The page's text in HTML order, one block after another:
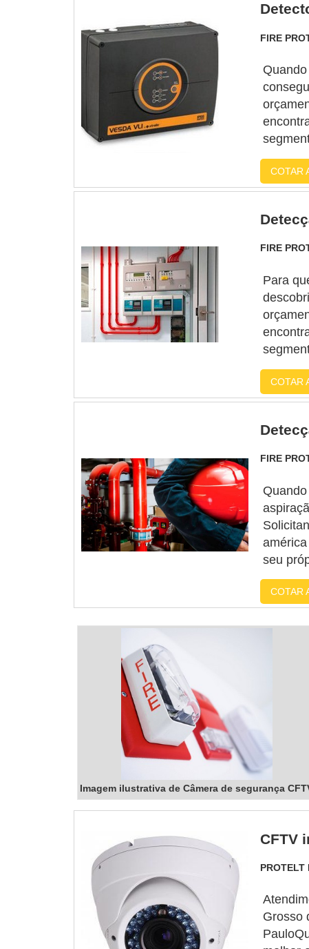
FIRE
COTAR
FIRE
Para
em
COTAR
FIRE
seu
com
contra
COTAR
Imagem ilustrativa de Câmera de segurança
CFTV
PROTELT
Grosso